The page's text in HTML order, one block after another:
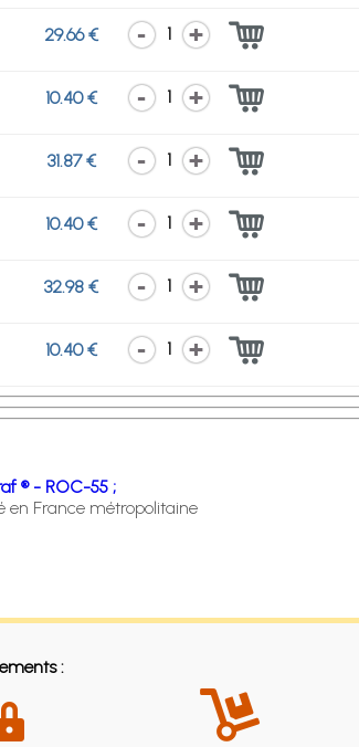
29.66 € 1
10.40 € 1
31.87 € 1
10.40 € 1
32.98 € 1
10.40 € 1
® - ROC-55 ;
en France métropolitaine
: